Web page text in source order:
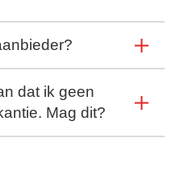
dat ik geen
Mag dit?